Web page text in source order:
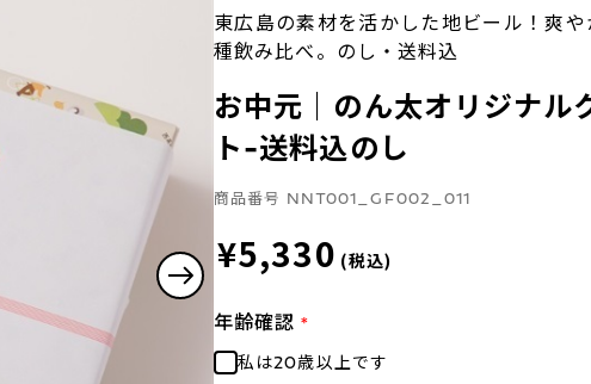
東広島の素材を活かした地ビール！爽
種飲み比べ。のし・送料込
お中元｜のん太オリジナル
ト-送料込のし
商品番号 NNT001_GF002_011
¥5,330 (税込)
年齢確認 *
私は20歳以上です